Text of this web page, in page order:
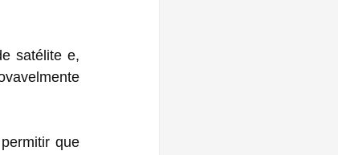
satélite e,
que